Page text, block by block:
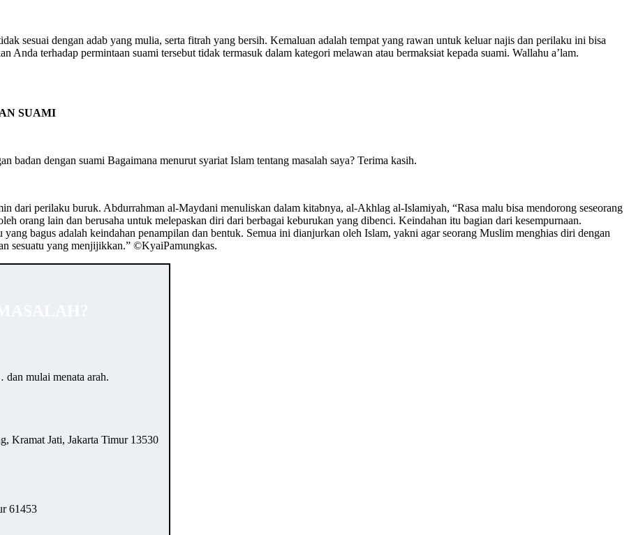
sesuai dengan adab yang mulia, serta fitrah yang bersih. Kemaluan adalah tempat yang rawan untuk keluar najis dan perilaku ini bisa
Anda terhadap permintaan suami tersebut tidak termasuk dalam kategori melawan atau bermaksiat kepada suami. Wallahu a’lam.
SUAMI
badan dengan suami Bagaimana menurut syariat Islam tentang masalah saya? Terima kasih.
dari perilaku buruk. Abdurrahman al-Maydani menuliskan dalam kitabnya, al-Akhlag al-Islamiyah, “Rasa malu bisa mendorong seseorang
orang lain dan berusaha untuk melepaskan diri dari berbagai keburukan yang dibenci. Keindahan itu bagian dari kesempurnaan.
bagus adalah keindahan penampilan dan bentuk. Semua ini dianjurkan oleh Islam, yakni agar seorang Muslim menghias diri dengan
sesuatu yang menjijikkan.” ©️KyaiPamungkas.
dan mulai menata arah.
Kramat Jati, Jakarta Timur 13530
61453